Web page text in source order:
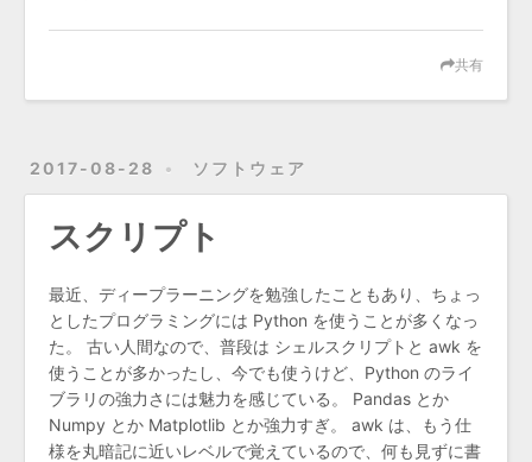
共有
2017-08-28 ソフトウェア
スクリプト
最近、ディープラーニングを勉強したこともあり、ちょっ
としたプログラミングには Python を使うことが多くなっ
た。 古い人間なので、普段は シェルスクリプトと awk を
使うことが多かったし、今でも使うけど、Python のライ
ブラリの強力さには魅力を感じている。 Pandas とか
Numpy とか Matplotlib とか強力すぎ。 awk は、もう仕
様を丸暗記に近いレベルで覚えているので、何も見ずに書